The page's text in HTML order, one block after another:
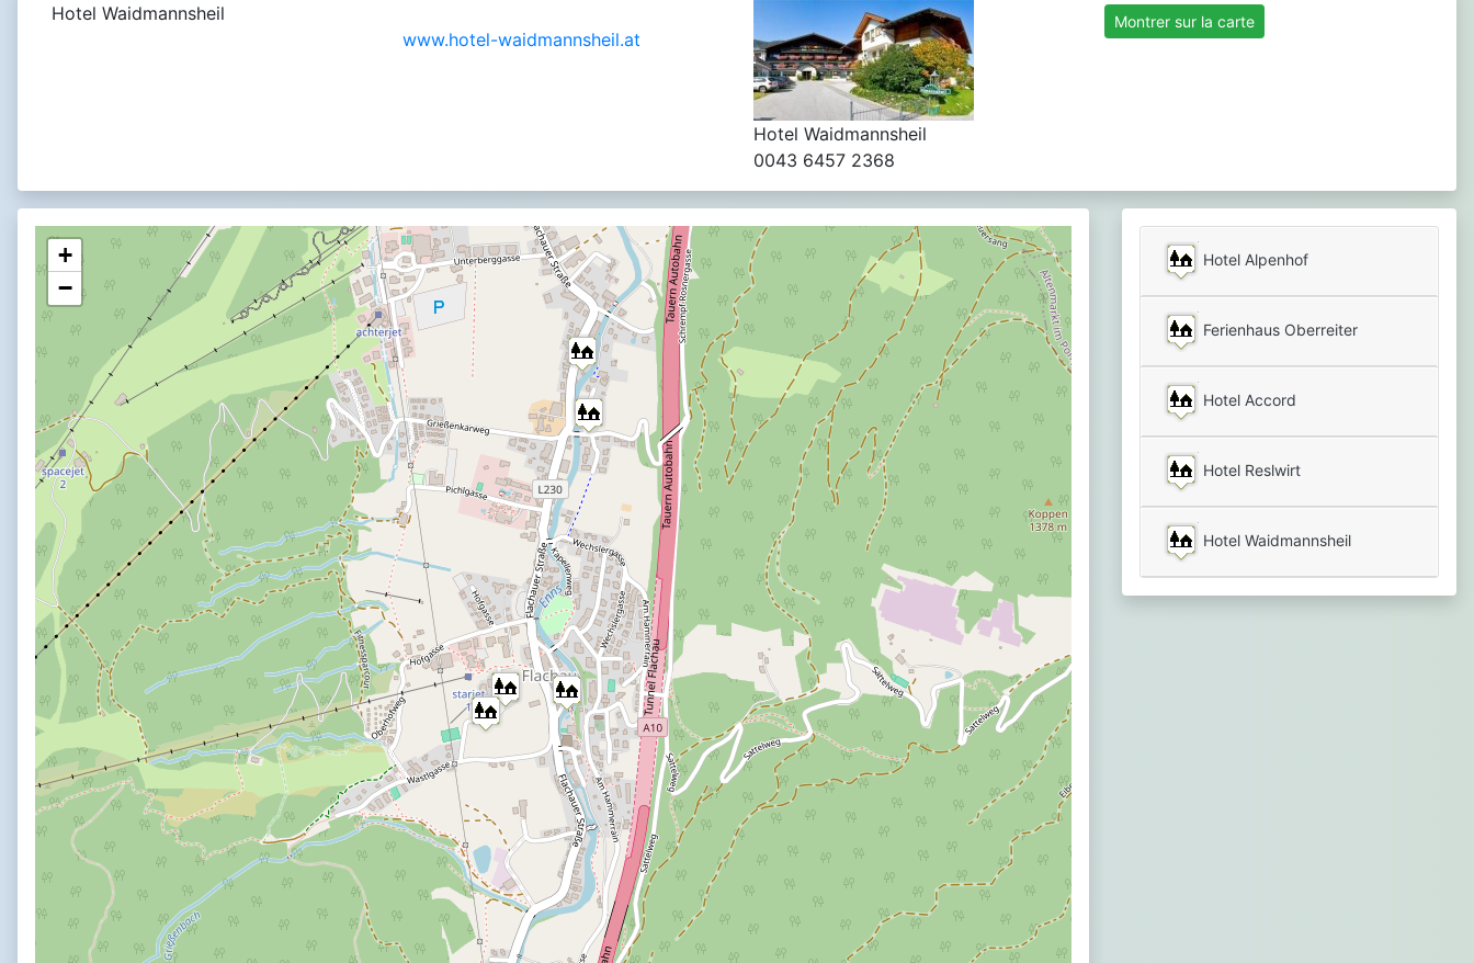
Hotel Waidmannsheil
www.hotel-waidmannsheil.at
Hotel Waidmannsheil
0043 6457 2368
Montrer sur la carte
+
−
Hotel Alpenhof
Ferienhaus Oberreiter
Hotel Accord
Hotel Reslwirt
Hotel Waidmannsheil